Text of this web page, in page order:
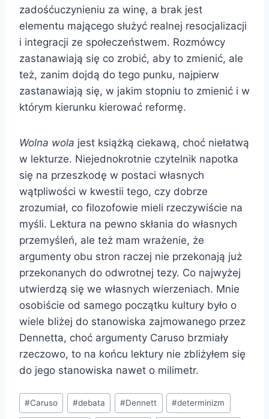
zadośćuczynieniu za winę, a brak jest
elementu mającego służyć realnej resocjalizacji
i integracji ze społeczeństwem. Rozmówcy
zastanawiają się co zrobić, aby to zmienić, ale
też, zanim dojdą do tego punku, najpierw
zastanawiają się, w jakim stopniu to zmienić i w
którym kierunku kierować reformę.
Wolna wola jest książką ciekawą, choć niełatwą
w lekturze. Niejednokrotnie czytelnik napotka
się na przeszkodę w postaci własnych
wątpliwości w kwestii tego, czy dobrze
zrozumiał, co filozofowie mieli rzeczywiście na
myśli. Lektura na pewno skłania do własnych
przemyśleń, ale też mam wrażenie, że
argumenty obu stron raczej nie przekonają już
przekonanych do odwrotnej tezy. Co najwyżej
utwierdzą się we własnych wierzeniach. Mnie
osobiście od samego początku kultury było o
wiele bliżej do stanowiska zajmowanego przez
Dennetta, choć argumenty Caruso brzmiały
rzeczowo, to na końcu lektury nie zbliżyłem się
do jego stanowiska nawet o milimetr.
Tagi
wpisu:
#Caruso #debata #Dennett #determinizm